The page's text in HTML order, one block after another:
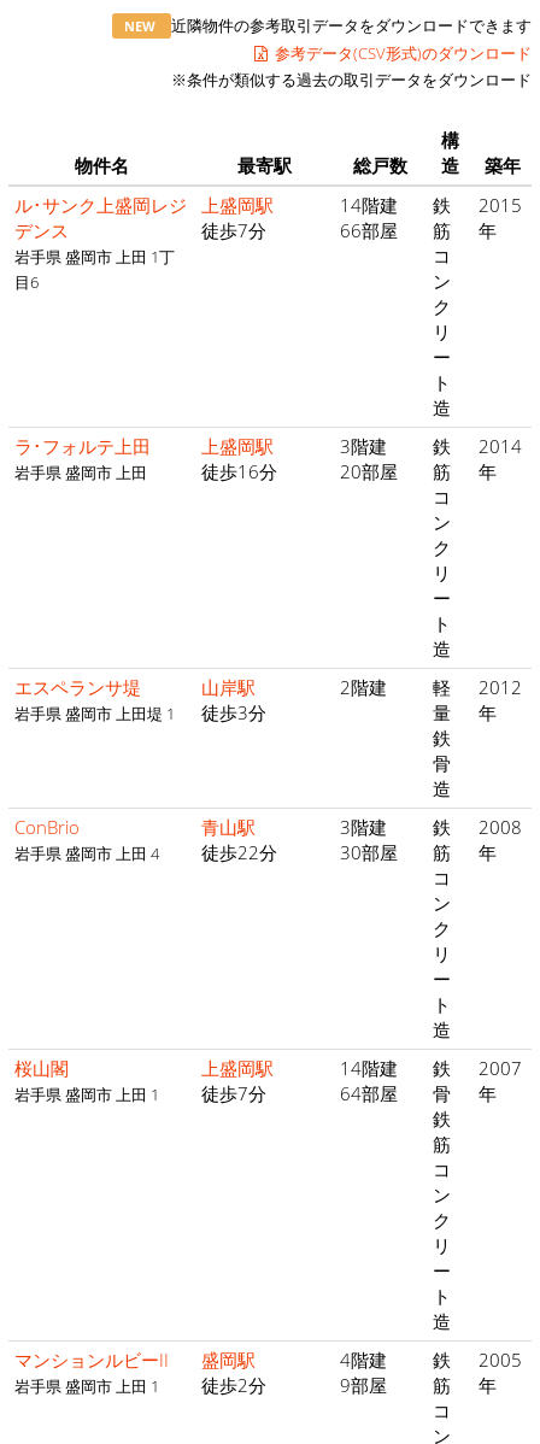
NEW
近隣物件の参考取引データをダウンロードできます
参考データ(CSV形式)のダウンロード
※条件が類似する過去の取引データをダウンロード
物件名 最寄駅 総戸数
構
造
築年
ル･サンク上盛岡レジ
デンス
岩手県 盛岡市 上田 1丁
目6
上盛岡駅
徒歩7分
14階建
66部屋
鉄
筋
コ
ン
ク
リ
ー
ト
造
2015
年
ラ･フォルテ上田
岩手県 盛岡市 上田
上盛岡駅
徒歩16分
3階建
20部屋
鉄
筋
コ
ン
ク
リ
ー
ト
造
2014
年
エスペランサ堤
岩手県 盛岡市 上田堤 1
山岸駅
徒歩3分
2階建
軽
量
鉄
骨
造
2012
年
ConBrio
岩手県 盛岡市 上田 4
青山駅
徒歩22分
3階建
30部屋
鉄
筋
コ
ン
ク
リ
ー
ト
造
2008
年
桜山閣
岩手県 盛岡市 上田 1
上盛岡駅
徒歩7分
14階建
64部屋
鉄
骨
鉄
筋
コ
ン
ク
リ
ー
ト
造
2007
年
マンションルビーII
岩手県 盛岡市 上田 1
盛岡駅
徒歩2分
4階建
9部屋
鉄
筋
コ
ン
2005
年